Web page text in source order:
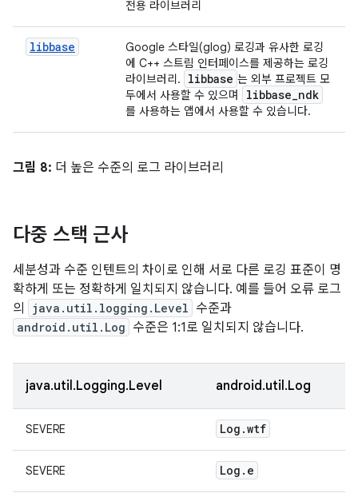
전용 라이브러리
libbase
Google 스타일(glog) 로깅과 유사한 로깅
에 C++ 스트림 인터페이스를 제공하는 로깅
라이브러리.
libbase 는 외부 프로젝트 모
두에서 사용할 수 있으며
libbase_ndk
를 사용하는 앱에서 사용할 수 있습니다.
그림 8: 더 높은 수준의 로그 라이브러리
다중 스택 근사
세분성과 수준 인텐트의 차이로 인해 서로 다른 로깅 표준이 명
확하게 또는 정확하게 일치되지 않습니다. 예를 들어 오류 로그
의
java.util.logging.Level 수준과
android.util.Log 수준은 1:1로 일치되지 않습니다.
java.util.Logging.Level android.util.Log
SEVERE Log .wtf
SEVERE Log . e